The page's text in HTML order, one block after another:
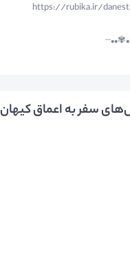
https://rubika.ir/
سفر به اعماق کیهان